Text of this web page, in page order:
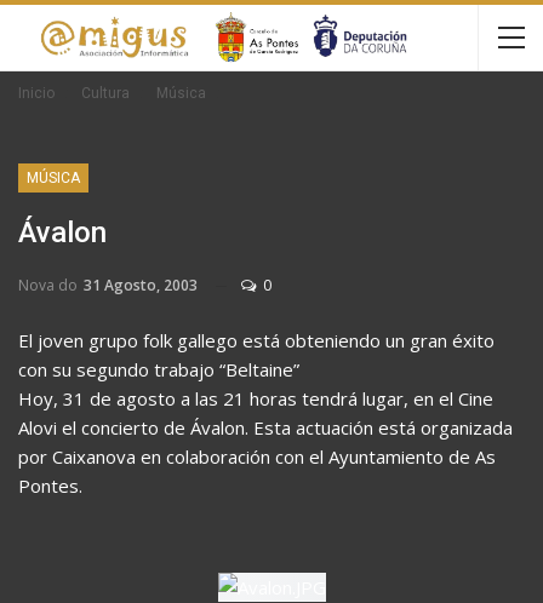
Inicio Cultura Música
MÚSICA
Ávalon
Nova do 31 Agosto, 2003 0
El joven grupo folk gallego está obteniendo un gran éxito
con su segundo trabajo “Beltaine”
Hoy, 31 de agosto a las 21 horas tendrá lugar, en el Cine
Alovi el concierto de Ávalon. Esta actuación está organizada
por Caixanova en colaboración con el Ayuntamiento de As
Pontes.